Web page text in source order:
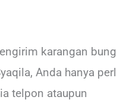
karangan
Anda hanya
telpon ataupun